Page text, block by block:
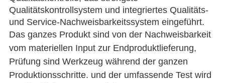
Qualitätskontrollsystem und integriertes Qualitäts-
und Service-Nachweisbarkeitssystem eingeführt.
Das ganzes Produkt sind von der Nachweisbarkeit
vom materiellen Input zur Endproduktlieferung,
Prüfung sind Werkzeug während der ganzen
Produktionsschritte. und der umfassende Test wird